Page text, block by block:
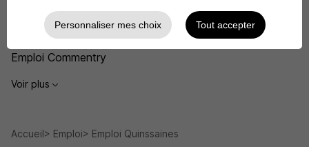
Emploi Gannat
Emploi Lapalisse
Emploi Commentry
Voir plus
Accueil Emploi
Emploi Quinssaines
Personnaliser mes choix Tout accepter